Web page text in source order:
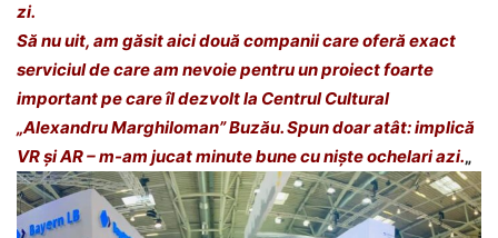
zi.
Să nu uit, am găsit aici două companii care oferă exact
serviciul de care am nevoie pentru un proiect foarte
important pe care îl dezvolt la Centrul Cultural
„Alexandru Marghiloman” Buzău. Spun doar atât: implică
VR și AR – m-am jucat minute bune cu niște ochelari azi.„